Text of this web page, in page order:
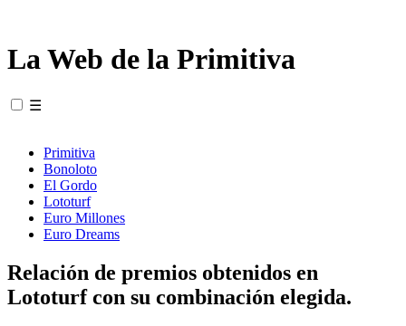
La Web de la Primitiva
☰
Primitiva
Bonoloto
El Gordo
Lototurf
Euro Millones
Euro Dreams
Relación de premios obtenidos en
Lototurf con su combinación elegida.